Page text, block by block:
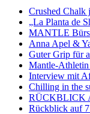
Crushed Chalk
„La Planta de
MANTLE
Anna Apel &
Guter Grip für
Mantle-Athletin
Interview mit
Chilling in the
RÜCKBLICK
Rückblick auf 7